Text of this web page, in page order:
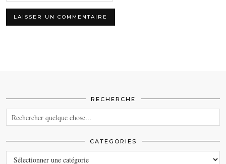
RECHERCHE
CATEGORIES
CATEGORIES